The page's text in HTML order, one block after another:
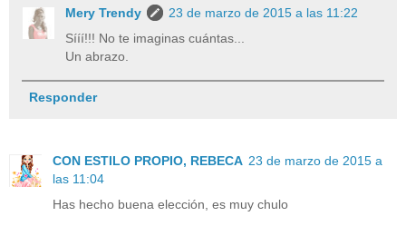
Mery Trendy
23 de marzo de 2015 a las 11:22
Sííí!!! No te imaginas cuántas...
Un abrazo.
Responder
CON ESTILO PROPIO, REBECA 23 de marzo de 2015 a
las 11:04
Has hecho buena elección, es muy chulo